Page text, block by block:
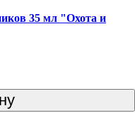
35 мл "Охота и